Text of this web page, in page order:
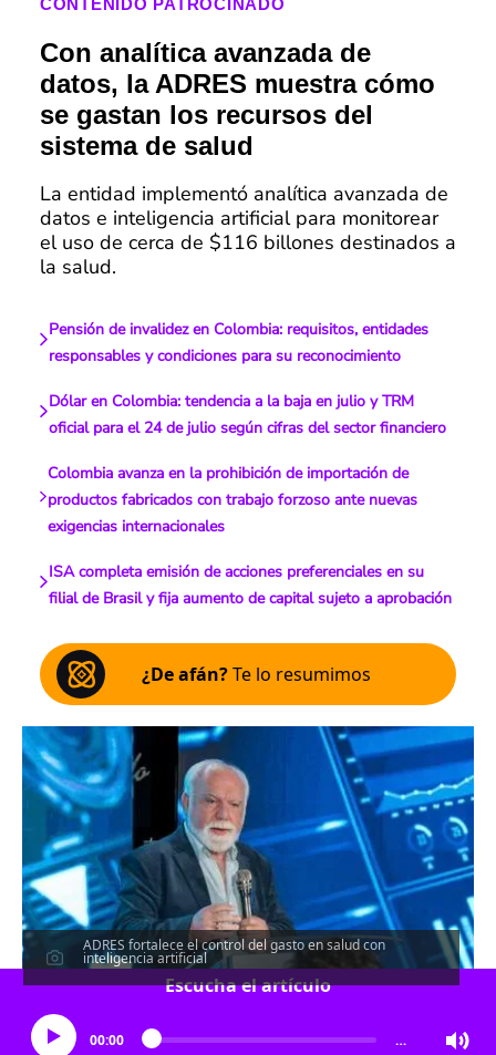
Con analítica avanzada de
datos, la ADRES muestra cómo
se gastan los recursos del
sistema de salud
La entidad implementó analítica avanzada de
datos e inteligencia artificial para monitorear
el uso de cerca de $116 billones destinados a
la salud.
Pensión de invalidez en Colombia: requisitos, entidades
responsables y condiciones para su reconocimiento
Dólar en Colombia: tendencia a la baja en julio y TRM
oficial para el 24 de julio según cifras del sector financiero
Colombia avanza en la prohibición de importación de
productos fabricados con trabajo forzoso ante nuevas
exigencias internacionales
ISA completa emisión de acciones preferenciales en su
filial de Brasil y fija aumento de capital sujeto a aprobación
¿De afán?Te lo resumimos
ADRES fortalece el control del gasto en salud con
inteligencia artificial
Escucha el artículo
00:00 …